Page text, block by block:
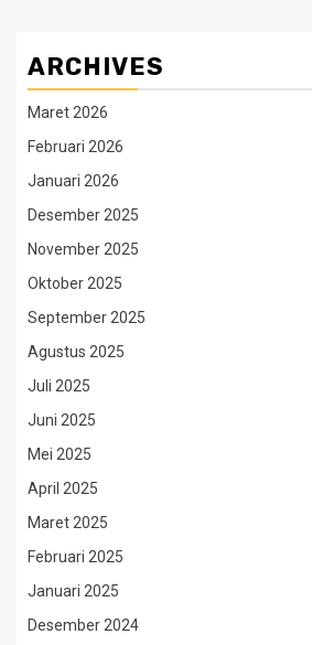
ARCHIVES
Maret 2026
Februari 2026
Januari 2026
Desember 2025
November 2025
Oktober 2025
September 2025
Agustus 2025
Juli 2025
Juni 2025
Mei 2025
April 2025
Maret 2025
Februari 2025
Januari 2025
Desember 2024